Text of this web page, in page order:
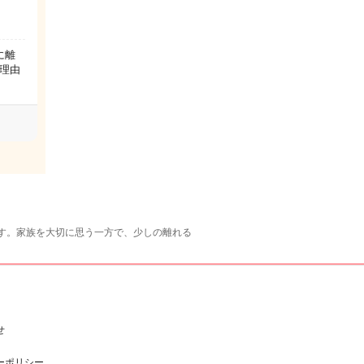
離
由
家族を大切に思う一方で、少しの離れる